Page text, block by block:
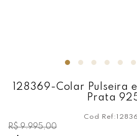
128369-Colar Pulseira
Prata
Cod Ref:
R$ 9.995,00